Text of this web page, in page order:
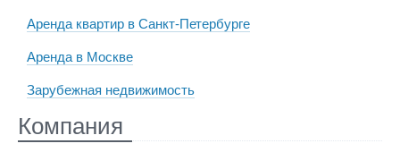
Аренда квартир в Санкт-Петербурге
Аренда в Москве
Зарубежная недвижимость
Компания